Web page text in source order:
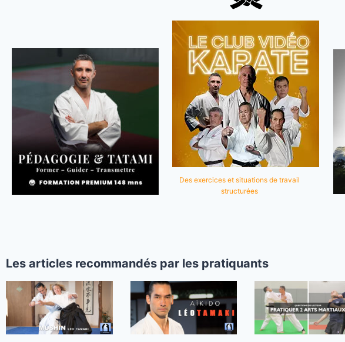
Des exercices et situations de travail
structurées
Les articles recommandés par les pratiquants